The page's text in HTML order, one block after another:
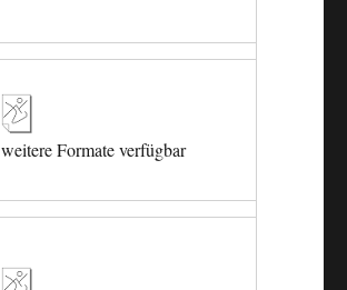
weitere Formate verfügbar